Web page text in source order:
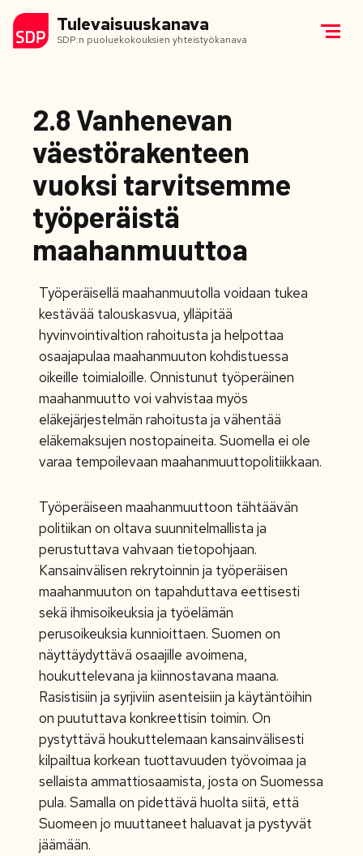
Tulevaisuuskanava
SDP:n puoluekokouksien yhteistyökanava
2.8 Vanhenevan
väestörakenteen
vuoksi tarvitsemme
työperäistä
maahanmuuttoa
Työperäisellä maahanmuutolla voidaan tukea
kestävää talouskasvua, ylläpitää
hyvinvointivaltion rahoitusta ja helpottaa
osaajapulaa maahanmuuton kohdistuessa
oikeille toimialoille. Onnistunut työperäinen
maahanmuutto voi vahvistaa myös
eläkejärjestelmän rahoitusta ja vähentää
eläkemaksujen nostopaineita. Suomella ei ole
varaa tempoilevaan maahanmuuttopolitiikkaan.
Työperäiseen maahanmuuttoon tähtäävän
politiikan on oltava suunnitelmallista ja
perustuttava vahvaan tietopohjaan.
Kansainvälisen rekrytoinnin ja työperäisen
maahanmuuton on tapahduttava eettisesti
sekä ihmisoikeuksia ja työelämän
perusoikeuksia kunnioittaen. Suomen on
näyttäydyttävä osaajille avoimena,
houkuttelevana ja kiinnostavana maana.
Rasistisiin ja syrjiviin asenteisiin ja käytäntöihin
on puututtava konkreettisin toimin. On
pystyttävä houkuttelemaan kansainvälisesti
kilpailtua korkean tuottavuuden työvoimaa ja
sellaista ammattiosaamista, josta on Suomessa
pula. Samalla on pidettävä huolta siitä, että
Suomeen jo muuttaneet haluavat ja pystyvät
jäämään.